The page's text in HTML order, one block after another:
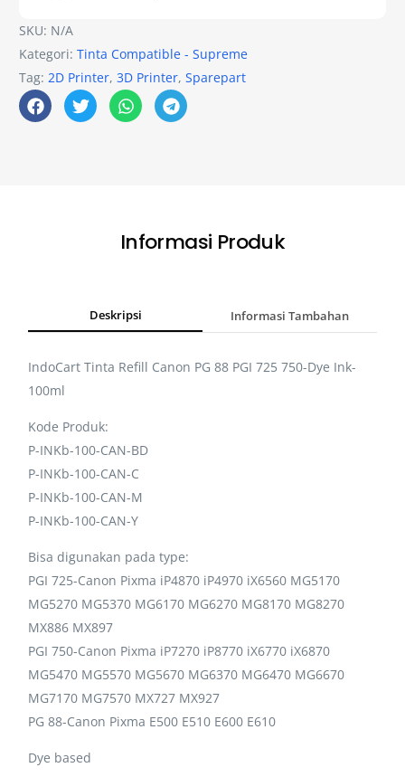
SKU: N/A
Kategori:Tinta Compatible - Supreme
Tag:2D Printer,3D Printer,Sparepart
Informasi Produk
Deskripsi Informasi Tambahan
IndoCart Tinta Refill Canon PG 88 PGI 725 750-Dye Ink-
100ml
Kode Produk:
P-INKb-100-CAN-BD
P-INKb-100-CAN-C
P-INKb-100-CAN-M
P-INKb-100-CAN-Y
Bisa digunakan pada type:
PGI 725-Canon Pixma iP4870 iP4970 iX6560 MG5170
MG5270 MG5370 MG6170 MG6270 MG8170 MG8270
MX886 MX897
PGI 750-Canon Pixma iP7270 iP8770 iX6770 iX6870
MG5470 MG5570 MG5670 MG6370 MG6470 MG6670
MG7170 MG7570 MX727 MX927
PG 88-Canon Pixma E500 E510 E600 E610
Dye based